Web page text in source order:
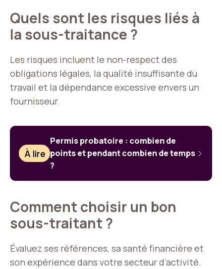
Quels sont les risques liés à
la sous-traitance ?
Les risques incluent le non-respect des
obligations légales, la qualité insuffisante du
travail et la dépendance excessive envers un
fournisseur.
À lire
Permis probatoire : combien de
points et pendant combien de temps
?
Comment choisir un bon
sous-traitant ?
Évaluez ses références, sa santé financière et
son expérience dans votre secteur d’activité.